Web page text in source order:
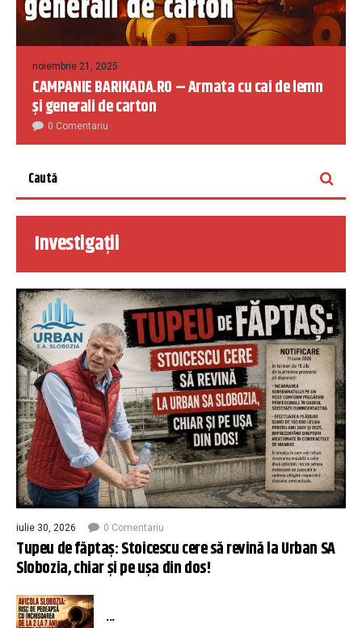
noiembrie 21, 2025
CAMPANIE BARIKADA.RO – Armata cu cai de lemn
și generali de carton
0 Comentariu
Investigații
iulie 30, 2026 0 Comentariu
Tupeu de făptaș: Stoicescu cere să revină la Urban SA
Slobozia, chiar și pe ușa din dos!
...